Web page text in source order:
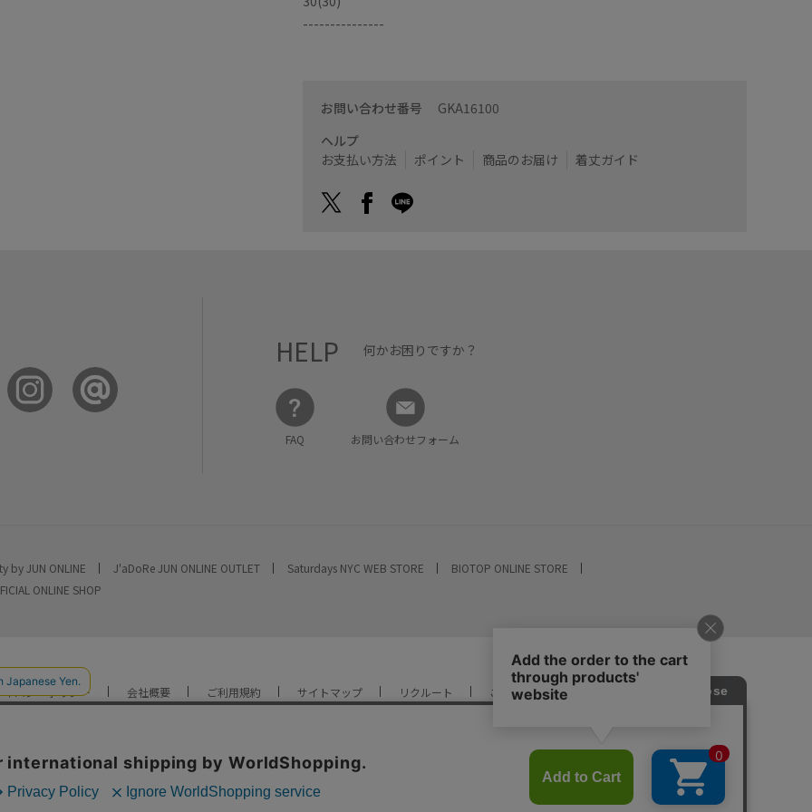
---------------
お問い合わせ番号 GKA16100
ヘルプ
お支払い方法
ポイント 商品のお届け 着丈ガイド
HELP 何かお困りですか？
FAQ お問い合わせフォーム
by JUN ONLINE J'aDoRe JUN ONLINE OUTLET Saturdays NYC WEB STORE
BIOTOP ONLINE STORE
ONLINE SHOP
イバシーポリシー 会社概要 ご利用規約 サイトマップ リクルート ご利用ガイド
YOU ARE CULTURE.